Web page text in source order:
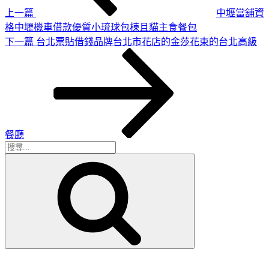
上一篇
中壢當舖資
格中壢機車借款優質小琉球包棟且貓主食餐包
下
下一篇 台北票貼借錢品牌台北市花店的金莎花束的台北高級
餐廳
搜